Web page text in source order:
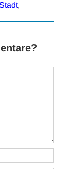
Stadt,